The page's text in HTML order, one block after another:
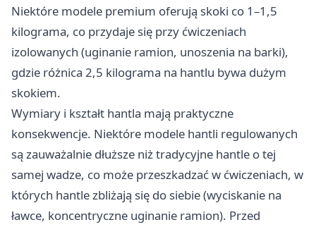
Niektóre modele premium oferują skoki co 1–1,5
kilograma, co przydaje się przy ćwiczeniach
izolowanych (uginanie ramion, unoszenia na barki),
gdzie różnica 2,5 kilograma na hantlu bywa dużym
skokiem.
Wymiary i kształt hantla mają praktyczne
konsekwencje. Niektóre modele hantli regulowanych
są zauważalnie dłuższe niż tradycyjne hantle o tej
samej wadze, co może przeszkadzać w ćwiczeniach, w
których hantle zbliżają się do siebie (wyciskanie na
ławce, koncentryczne uginanie ramion). Przed